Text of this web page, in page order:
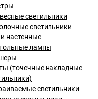
светильники
светильники
настенные
лампы
(точечные накладные
светильники